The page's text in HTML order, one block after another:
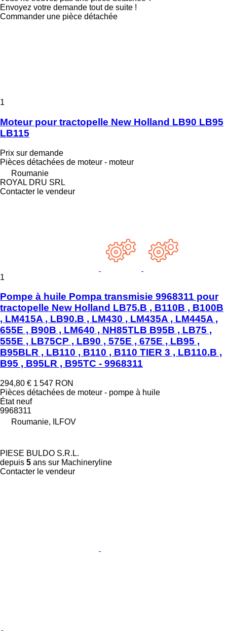
Envoyez votre demande tout de suite !
Commander une pièce détachée
1
Moteur pour tractopelle New Holland LB90 LB95
LB115
Prix sur demande
Pièces détachées de moteur - moteur
Roumanie
ROYAL DRU SRL
Contacter le vendeur
1
Pompe à huile Pompa transmisie 9968311 pour
tractopelle New Holland LB75.B , B110B , B100B
, LM415A , LB90.B , LM430 , LM435A , LM445A ,
655E , B90B , LM640 , NH85TLB B95B , LB75 ,
555E , LB75CP , LB90 , 575E , 675E , LB95 ,
B95BLR , LB110 , B110 , B110 TIER 3 , LB110.B ,
B95 , B95LR , B95TC - 9968311
294,80 € 1 547 RON
Pièces détachées de moteur - pompe à huile
Étatneuf
9968311
Roumanie, ILFOV
PIESE BULDO S.R.L.
depuis 5 ans sur Machineryline
Contacter le vendeur